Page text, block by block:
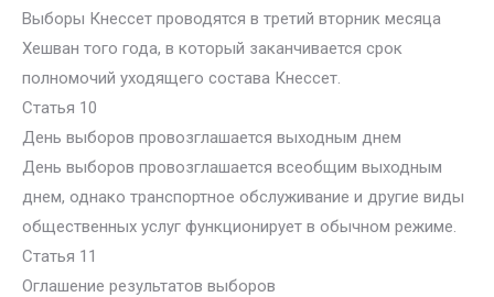
Выборы Кнессет проводятся в третий вторник месяца
Хешван того года, в который заканчивается срок
полномочий уходящего состава Кнессет.
Статья 10
День выборов провозглашается выходным днем
День выборов провозглашается всеобщим выходным
днем, однако транспортное обслуживание и другие виды
общественных услуг функционирует в обычном режиме.
Статья 11
Оглашение результатов выборов